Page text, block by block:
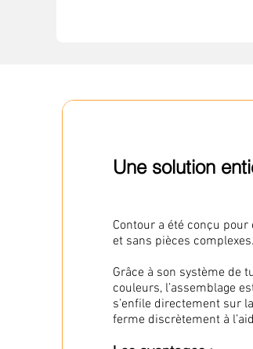
Une solution
Contour a été conçu
et sans pièces complexes.
Grâce à son système de
couleurs, l’assemblage
s’enfile directement sur
ferme discrètement à